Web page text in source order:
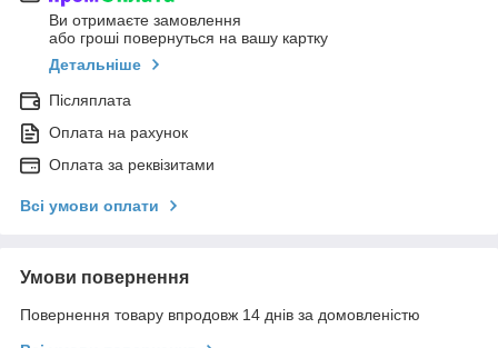
Ви отримаєте замовлення
або гроші повернуться на вашу картку
Детальніше
Післяплата
Оплата на рахунок
Оплата за реквізитами
Всі умови оплати
Умови повернення
Повернення товару впродовж 14 днів за домовленістю